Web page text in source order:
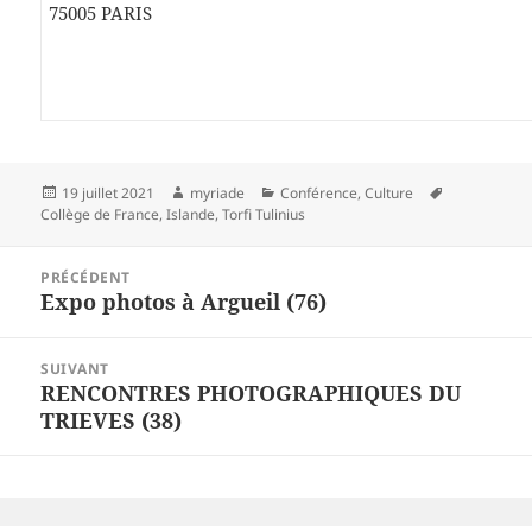
75005 PARIS
Publié
le
19 juillet 2021 Auteur
myriade Catégories
Conférence,Culture
Collège de France,Islande,Torfi Tulinius
l’article
PRÉCÉDENT
Article
Expo photos à Argueil (76)
SUIVANT
Article
suivant :
RENCONTRES PHOTOGRAPHIQUES DU
TRIEVES (38)